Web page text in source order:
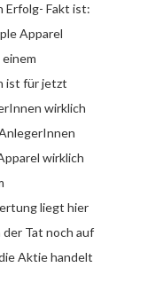
Erfolg- Fakt ist:
Apparel
ist für jetzt
wirklich
wirklich
liegt hier
der Tat noch auf
Aktie handelt